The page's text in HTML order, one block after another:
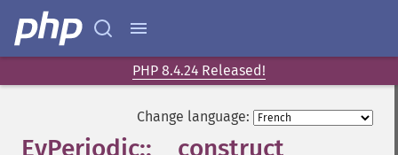
PHP 8.4.24 Released!
Change language:
EvPeriodic::__construct